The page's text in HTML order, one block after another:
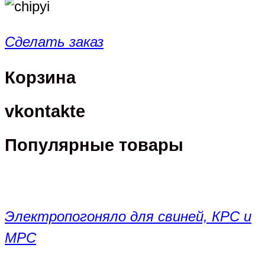
Сделать заказ
Корзина
vkontakte
Популярные товары
Электропогоняло для свиней, КРС и
МРС